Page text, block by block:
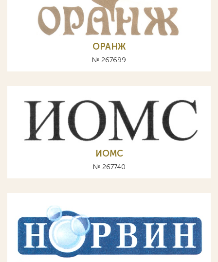
ОРАНЖ
№ 267699
ИОМС
№ 267740